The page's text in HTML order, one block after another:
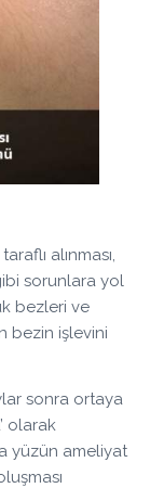
alınması,
sorunlara yol
bezleri ve
bezin işlevini
sonra ortaya
olarak
yüzün ameliyat